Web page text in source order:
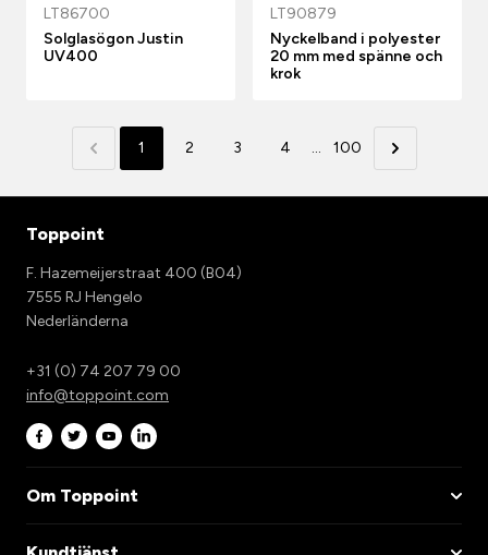
LT86700
Solglasögon Justin
UV400
LT90879
Nyckelband i polyester
20 mm med spänne och
krok
1 2 3 4 ... 100
Toppoint
F. Hazemeijerstraat 400 (B04)
7555 RJ Hengelo
Nederländerna
+31 (0) 74 207 79 00
info@toppoint.com
Om Toppoint